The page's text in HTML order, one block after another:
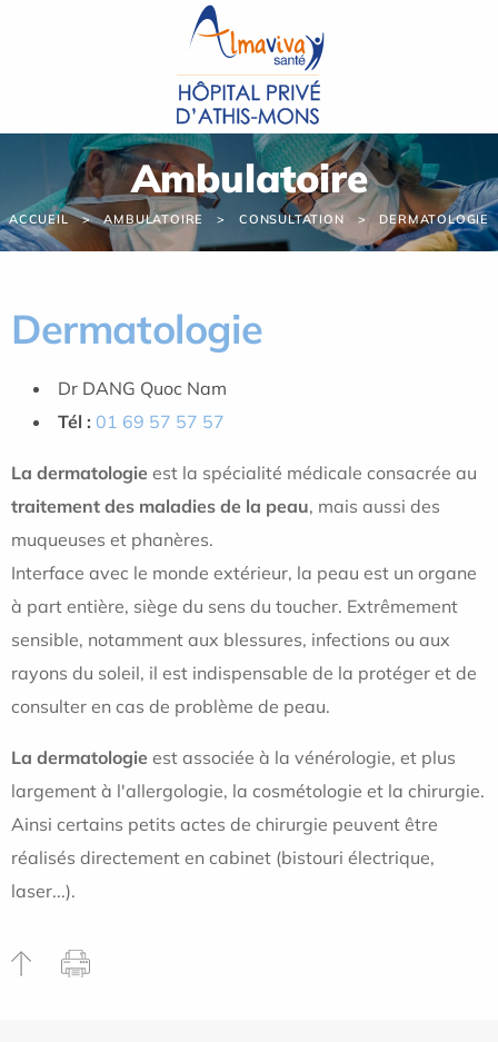
Ambulatoire
ACCUEIL AMBULATOIRE CONSULTATION DERMATOLOGIE
Dermatologie
Dr DANG Quoc Nam
Tél : 01 69 57 57 57
La dermatologie est la spécialité médicale consacrée au
traitement des maladies de la peau, mais aussi des
muqueuses et phanères.
Interface avec le monde extérieur, la peau est un organe
à part entière, siège du sens du toucher. Extrêmement
sensible, notamment aux blessures, infections ou aux
rayons du soleil, il est indispensable de la protéger et de
consulter en cas de problème de peau.
La dermatologie est associée à la vénérologie, et plus
largement à l'allergologie, la cosmétologie et la chirurgie.
Ainsi certains petits actes de chirurgie peuvent être
réalisés directement en cabinet (bistouri électrique,
laser...).
Panneau de gestion des cookies